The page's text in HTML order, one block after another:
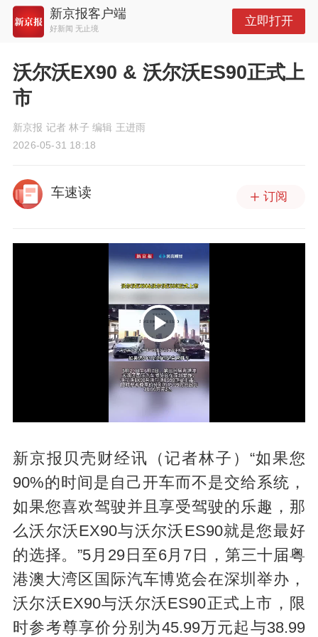
新京报客户端
好新闻 无止境
立即打开
沃尔沃EX90 & 沃尔沃ES90正式上
市
新京报 记者 林子 编辑 王进雨
2026-05-31 18:18
车速读 订阅
P
l
新京报贝壳财经讯（记者林子）“如果您
90%的时间是自己开车而不是交给系统，
如果您喜欢驾驶并且享受驾驶的乐趣，那
么沃尔沃EX90与沃尔沃ES90就是您最好
的选择。”5月29日至6月7日，第三十届粤
港澳大湾区国际汽车博览会在深圳举办，
沃尔沃EX90与沃尔沃ES90正式上市，限
时参考尊享价分别为45.99万元起与38.99